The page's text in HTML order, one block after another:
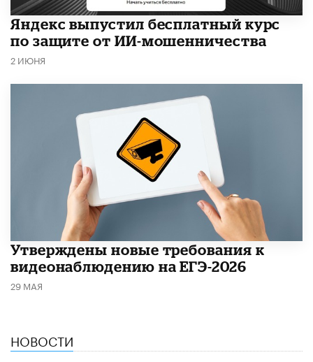
​Яндекс выпустил бесплатный курс
по защите от ИИ-мошенничества
2 ИЮНЯ
Утверждены новые требования к
видеонаблюдению на ЕГЭ-2026
29 МАЯ
НОВОСТИ